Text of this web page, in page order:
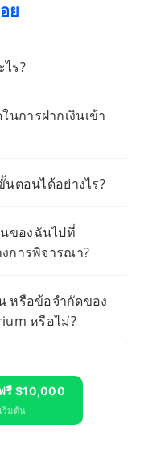
ย
ร?
นการฝากเงินเข้า
ตอนได้อย่างไร?
ของฉันไปที่
การพิจารณา?
หรือข้อจำกัดของ
หรือไม่?
รี $10,000
ริ่มต้น